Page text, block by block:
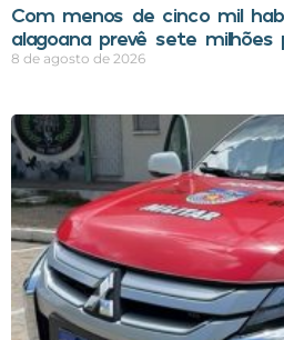
Com menos de cinco mil
alagoana prevê sete milhões
8 de agosto de 2026